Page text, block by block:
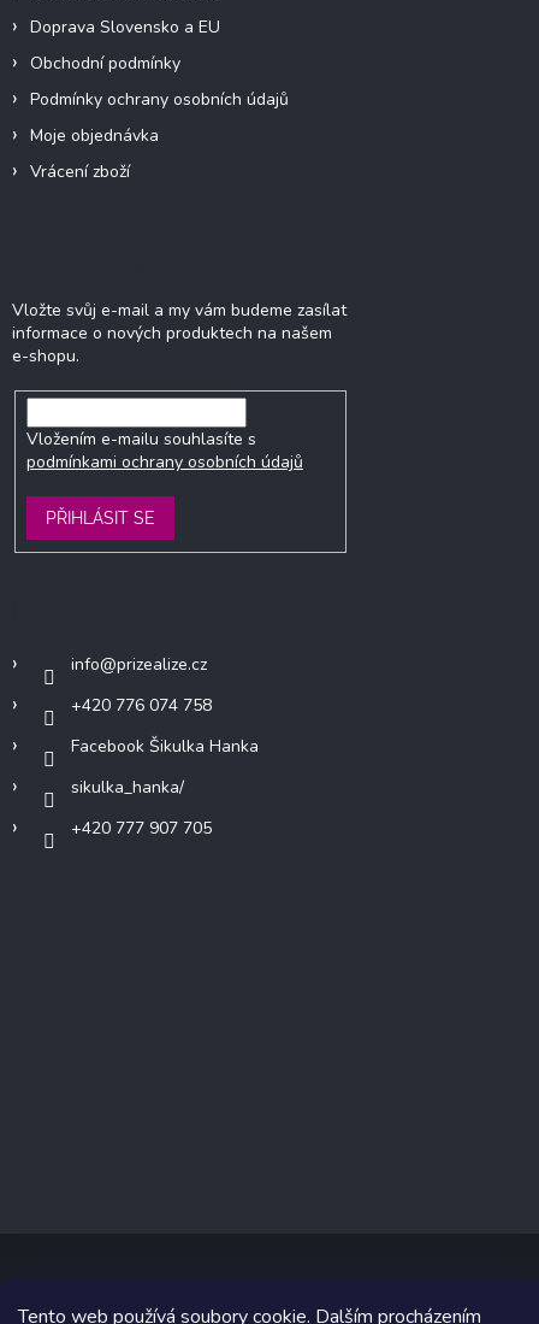
Tento web používá soubory cookie. Dalším procházením
Doprava Slovensko a EU
Obchodní podmínky
Podmínky ochrany osobních údajů
Moje objednávka
Vrácení zboží
Vložte svůj e-mail a my vám budeme zasílat
informace o nových produktech na našem
e-shopu.
Vložením e-mailu souhlasíte s
podmínkami ochrany osobních údajů
PŘIHLÁSIT SE
info@prizealize.cz
+420 776 074 758
Facebook Šikulka Hanka
sikulka_hanka/
+420 777 907 705